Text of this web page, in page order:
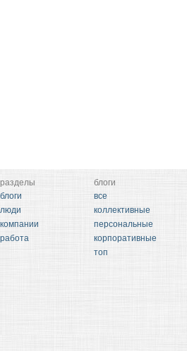
разделы
блоги
люди
компании
работа
блоги
все
коллективные
персональные
корпоративные
топ